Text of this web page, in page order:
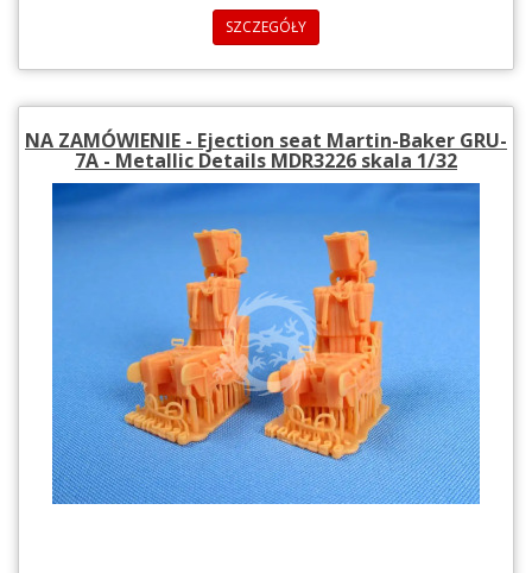
SZCZEGÓŁY
NA ZAMÓWIENIE - Ejection seat Martin-Baker GRU-
7A - Metallic Details MDR3226 skala 1/32